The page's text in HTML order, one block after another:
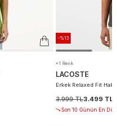
-%13
+1 Renk
LACOSTE
Erkek Relaxed Fit
3.999 TL3.499 TL
Son 10 Günün En